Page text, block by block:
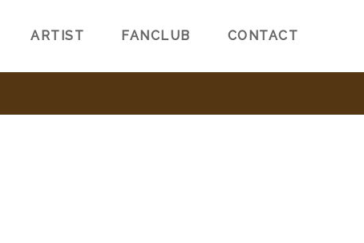
ARTIST FANCLUB CONTACT